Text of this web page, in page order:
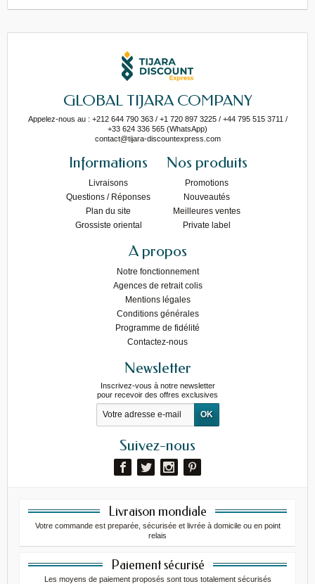
GLOBAL TIJARA COMPANY
Appelez-nous au : +212 644 790 363 / +1 720 897 3225 / +44 795 515 3711 /
+33 624 336 565 (WhatsApp)
contact@tijara-discountexpress.com
Informations
Livraisons
Questions / Réponses
Plan du site
Grossiste oriental
Nos produits
Promotions
Nouveautés
Meilleures ventes
Private label
A propos
Notre fonctionnement
Agences de retrait colis
Mentions légales
Conditions générales
Programme de fidélité
Contactez-nous
Newsletter
Inscrivez-vous à notre newsletter
pour recevoir des offres exclusives
Suivez-nous
Livraison mondiale
Votre commande est preparée, sécurisée et livrée à domicile ou en point
relais
Paiement sécurisé
Les moyens de paiement proposés sont tous totalement sécurisés